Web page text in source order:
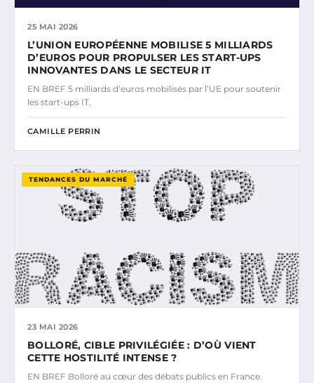
25 MAI 2026
L’UNION EUROPÉENNE MOBILISE 5 MILLIARDS
D’EUROS POUR PROPULSER LES START-UPS
INNOVANTES DANS LE SECTEUR IT
EN BREF 5 milliards d’euros mobilisés par l’UE pour soutenir
les start-ups IT.
CAMILLE PERRIN
TENDANCES DU MARCHÉ
23 MAI 2026
BOLLORÉ, CIBLE PRIVILÉGIÉE : D’OÙ VIENT
CETTE HOSTILITÉ INTENSE ?
EN BREF Bolloré au cœur des débats publics en France.